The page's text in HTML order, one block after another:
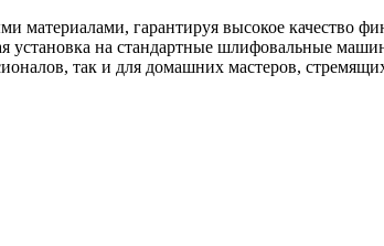
гарантируя высокое качество
установка на стандартные шлифовальные
так и для домашних мастеров,